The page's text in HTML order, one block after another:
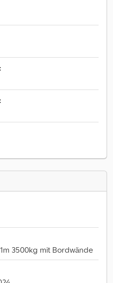
3500kg mit Bordwände